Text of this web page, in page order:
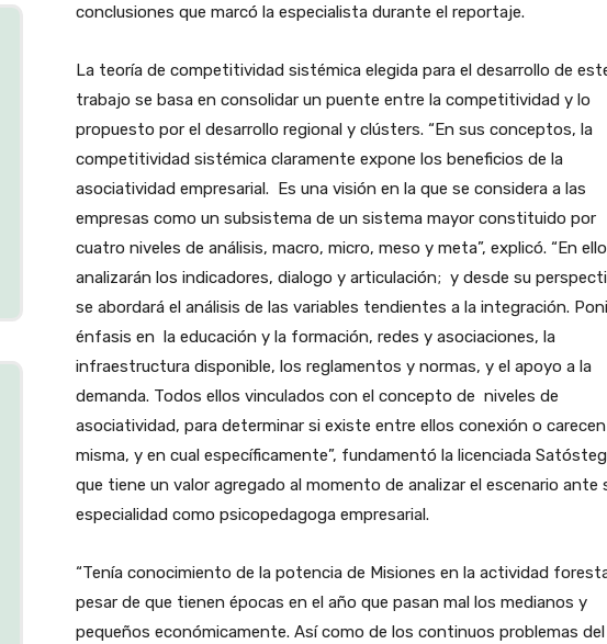
conclusiones que marcó la especialista durante el reportaje.
La teoría de competitividad sistémica elegida para el desarrollo de
trabajo se basa en consolidar un puente entre la competitividad y lo
propuesto por el desarrollo regional y clústers. “En sus conceptos, la
competitividad sistémica claramente expone los beneficios de la
asociatividad empresarial. Es una visión en la que se considera a las
empresas como un subsistema de un sistema mayor constituido por
cuatro niveles de análisis, macro, micro, meso y meta”, explicó. “En
analizarán los indicadores, dialogo y articulación; y desde su
se abordará el análisis de las variables tendientes a la integración.
énfasis en la educación y la formación, redes y asociaciones, la
infraestructura disponible, los reglamentos y normas, y el apoyo a la
demanda. Todos ellos vinculados con el concepto de niveles de
asociatividad, para determinar si existe entre ellos conexión o
misma, y en cual específicamente”, fundamentó la licenciada
que tiene un valor agregado al momento de analizar el escenario ante
especialidad como psicopedagoga empresarial.
“Tenía conocimiento de la potencia de Misiones en la actividad
pesar de que tienen épocas en el año que pasan mal los medianos y
pequeños económicamente. Así como de los continuos problemas del